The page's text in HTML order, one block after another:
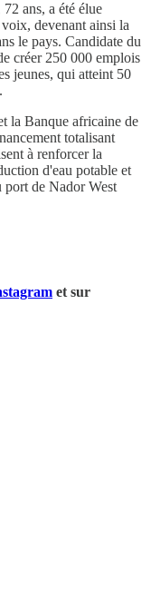
ans, a été élue
devenant ainsi la
le pays. Candidate du
créer 250 000 emplois
jeunes, qui atteint 50
Banque africaine de
totalisant
à renforcer la
d'eau potable et
port de Nador West
et sur